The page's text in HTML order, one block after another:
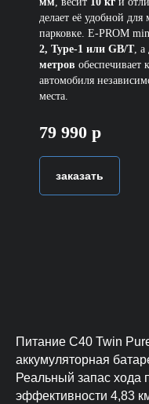
делает её удобной
парковке. E-PROM
2, Type-1 или GB/T, а
метров обеспечивает
автомобиля
места.
79 990 р
заказать
Питание C40 Twin
аккумуляторная
Реальный запас хода
эффективности 4,83